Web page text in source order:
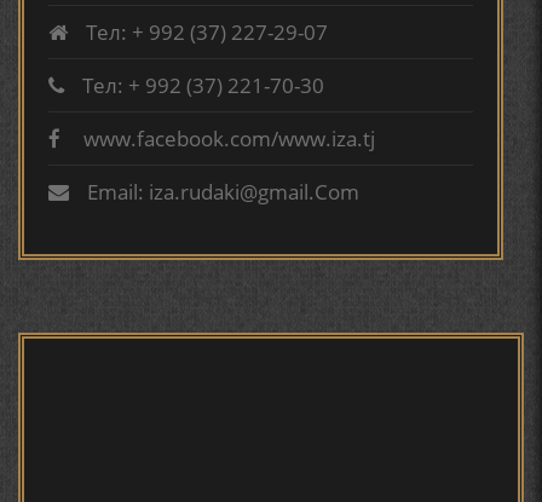
МИРЗО
"ЧОНИ ШИРИН".ДАР
БУХОРОӢ УСМОНОВА Г.Ф.
Тел: + 992 (37) 227-29-07
Тел: + 992 (37) 221-70-30
www.facebook.com/www.iza.tj
Email: iza.rudaki@gmail.Com